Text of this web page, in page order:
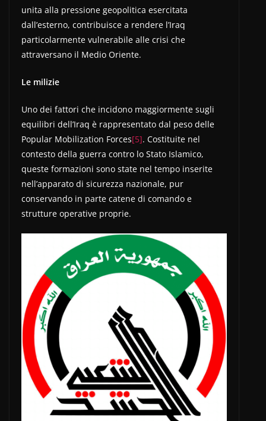
unita alla pressione geopolitica esercitata
dall’esterno, contribuisce a rendere l’Iraq
particolarmente vulnerabile alle crisi che
attraversano il Medio Oriente.
Le milizie
Uno dei fattori che incidono maggiormente sugli
equilibri dell’Iraq è rappresentato dal peso delle
Popular Mobilization Forces[5]. Costituite nel
contesto della guerra contro lo Stato Islamico,
queste formazioni sono state nel tempo inserite
nell’apparato di sicurezza nazionale, pur
conservando in parte catene di comando e
strutture operative proprie.